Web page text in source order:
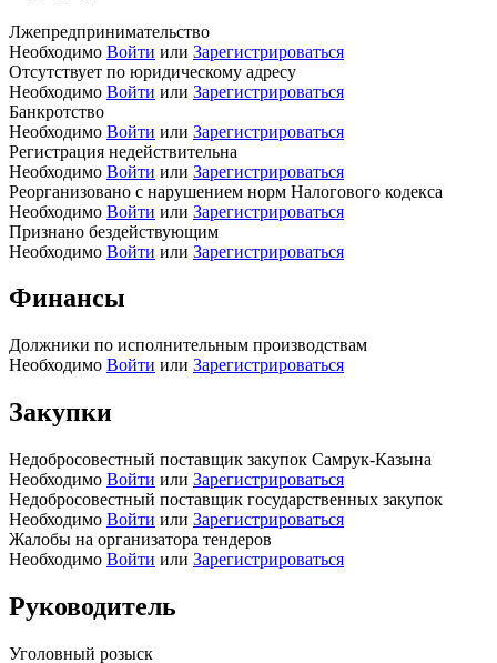
Лжепредпринимательство
Необходимо Войти или Зарегистрироваться
Отсутствует по юридическому адресу
Необходимо Войти или Зарегистрироваться
Банкротство
Необходимо Войти или Зарегистрироваться
Регистрация недействительна
Необходимо Войти или Зарегистрироваться
Реорганизовано с нарушением норм Налогового кодекса
Необходимо Войти или Зарегистрироваться
Признано бездействующим
Необходимо Войти или Зарегистрироваться
Финансы
Должники по исполнительным производствам
Необходимо Войти или Зарегистрироваться
Закупки
Недобросовестный поставщик закупок Самрук-Казына
Необходимо Войти или Зарегистрироваться
Недобросовестный поставщик государственных закупок
Необходимо Войти или Зарегистрироваться
Жалобы на организатора тендеров
Необходимо Войти или Зарегистрироваться
Руководитель
Уголовный розыск